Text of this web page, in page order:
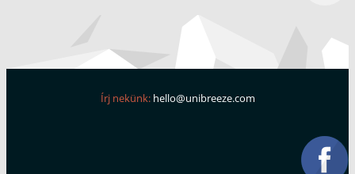
Írj nekünk: hello@unibreeze.com